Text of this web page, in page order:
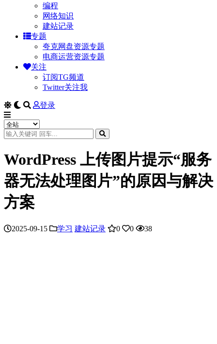
编程
网络知识
建站记录
专题
夸克网盘资源专题
电商运营资源专题
关注
订阅TG频道
Twitter关注我
登录
WordPress 上传图片提示“服务
器无法处理图片”的原因与解决
方案
2025-09-15 学习 建站记录 0 0 38